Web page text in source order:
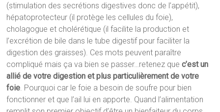
(stimulation des secrétions digestives donc de l’appétit),
hépatoprotecteur (il protège les cellules du foie),
cholagogue et cholérétique (il facilite la production et
l’excrétion de bile dans le tube digestif pour faciliter la
digestion des graisses). Ces mots peuvent paraître
compliqué mais ça va bien se passer…retenez quec’est un
allié de votre digestion et plus particulièrement de votre
foie. Pourquoi car le foie a besoin de soufre pour bien
fonctionner et que l’ail lui en apporte. Quand l’alimentation